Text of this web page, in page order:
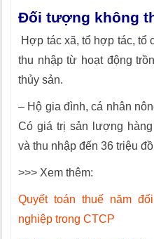
Ðối tượng không
Hợp tác xã, tổ hợp tác, tổ
thu nhập từ hoạt động
thủy sản.
– Hộ gia đình, cá nhân
Có giá trị sản lượng
và thu nhập đến 36 triệu
>>> Xem thêm:
Quyết toán thuế năm
nghiệp trong CTCP